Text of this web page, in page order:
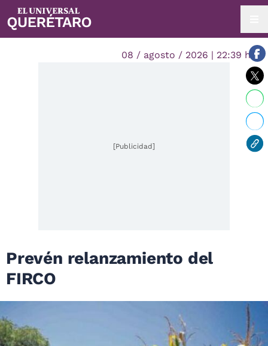
08 / agosto / 2026 | 22:39 hrs.
[Publicidad]
Prevén relanzamiento del
FIRCO